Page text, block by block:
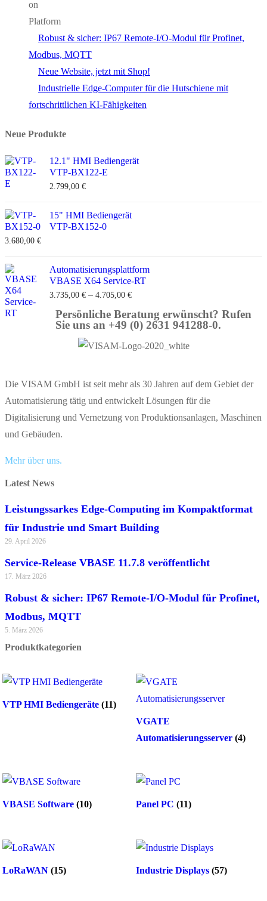
Robust & sicher: IP67 Remote-I/O-Modul für Profinet,
Modbus, MQTT
Neue Website, jetzt mit Shop!
Industrielle Edge-Computer für die Hutschiene mit
fortschrittlichen KI-Fähigkeiten
Neue Produkte
12.1" HMI Bediengerät
VTP-BX122-E
2.799,00 €
15" HMI Bediengerät
VTP-BX152-0
3.680,00 €
Automatisierungsplattform
VBASE X64 Service-RT
3.735,00 € – 4.705,00 €
Persönliche Beratung erwünscht? Rufen
Sie uns an +49 (0) 2631 941288-0.
Die VISAM GmbH ist seit mehr als 30 Jahren auf dem Gebiet der
Automatisierung tätig und entwickelt Lösungen für die
Digitalisierung und Vernetzung von Produktionsanlagen, Maschinen
und Gebäuden.
Mehr über uns.
Latest News
Leistungssarkes Edge-Computing im Kompaktformat
für Industrie und Smart Building
29. April 2026
Service-Release VBASE 11.7.8 veröffentlicht
17. März 2026
Robust & sicher: IP67 Remote-I/O-Modul für Profinet,
Modbus, MQTT
5. März 2026
Produktkategorien
VTP HMI Bediengeräte (11)
VGATE
Automatisierungsserver (4)
VBASE Software (10) Panel PC (11)
LoRaWAN (15) Industrie Displays (57)